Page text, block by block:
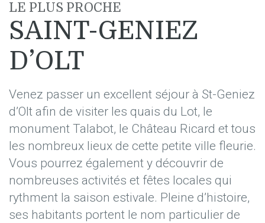
LE PLUS PROCHE
SAINT-GENIEZ
D’OLT
Venez passer un excellent séjour à St-Geniez
d’Olt afin de visiter les quais du Lot, le
monument Talabot, le Château Ricard et tous
les nombreux lieux de cette petite ville fleurie.
Vous pourrez également y découvrir de
nombreuses activités et fêtes locales qui
rythment la saison estivale. Pleine d’histoire,
ses habitants portent le nom particulier de